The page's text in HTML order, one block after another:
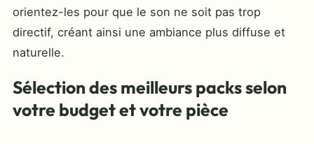
orientez-les pour que le son ne soit pas trop
directif, créant ainsi une ambiance plus diffuse et
naturelle.
Sélection des meilleurs packs selon
votre budget et votre pièce